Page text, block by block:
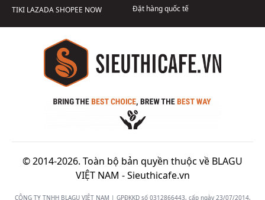
TIKI LAZADASHOPEE NOW
Đặt hàng quốc tế
© 2014-2026. Toàn bộ bản quyền thuộc về BLAGU
VIỆT NAM -Sieuthicafe.vn
CÔNG TY TNHH BLAGU VIỆT NAM | GPĐKKD số 0312866443, cấp ngày 23/07/2014,